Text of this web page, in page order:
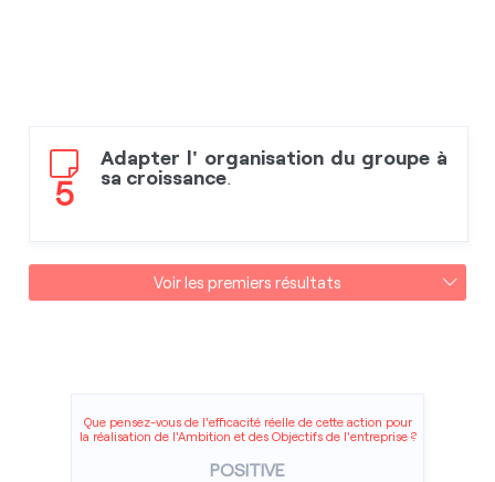
5
Adapter l' organisation du groupe à
sa croissance.
Voir les premiers résultats
Que pensez-vous de l'efficacité réelle de cette action pour
la réalisation de l'Ambition et des Objectifs de l'entreprise ?
POSITIVE